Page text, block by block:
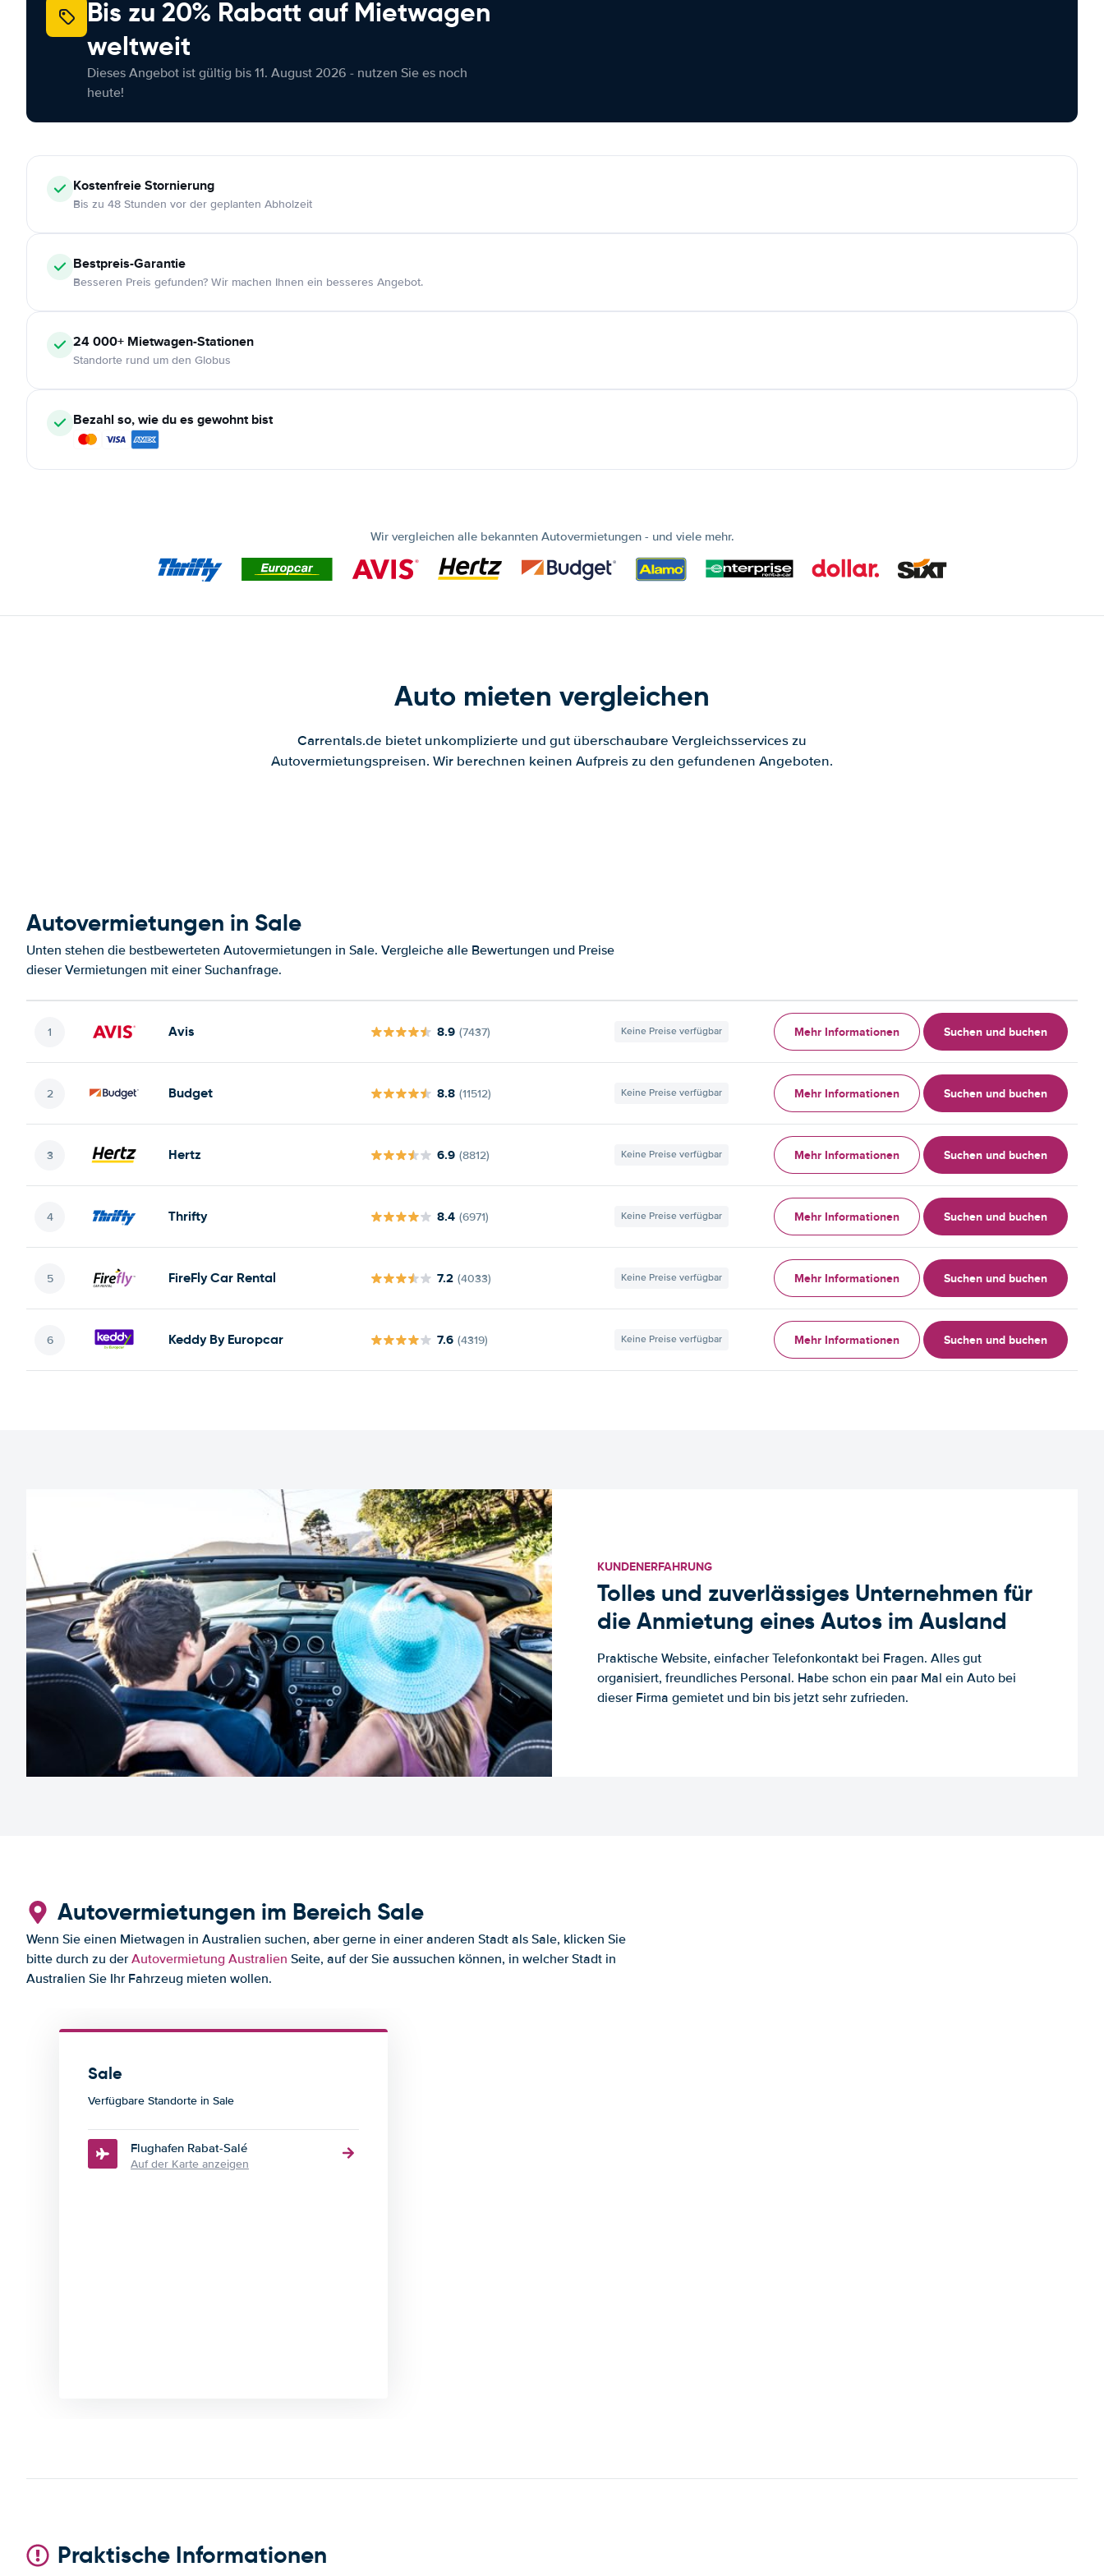
Bis zu 20% Rabatt auf Mietwagen
weltweit
Dieses Angebot ist gültig bis 11. August 2026 - nutzen Sie es noch
heute!
KostenfreieStornierung
Bis zu 48 Stunden vor der geplanten Abholzeit
Bestpreis-Garantie
Besseren Preis gefunden? Wir machen Ihnen ein besseres Angebot.
24 000+ Mietwagen-Stationen
Standorte rund um den Globus
Bezahl so, wie du es gewohnt bist
Wir vergleichen alle bekannten Autovermietungen - und viele mehr.
Auto mieten vergleichen
Carrentals.de bietet unkomplizierte und gut überschaubare Vergleichsservices zu
Autovermietungspreisen. Wir berechnen keinen Aufpreis zu den gefundenen Angeboten.
Autovermietungen in Sale
Unten stehen die bestbewerteten Autovermietungen in Sale. Vergleiche alle Bewertungen und Preise
dieser Vermietungen mit einer Suchanfrage.
Avis 8.9 (7437) Keine Preise verfügbar Mehr Informationen Suchen und buchen
Budget 8.8 (11512) Keine Preise verfügbar Mehr Informationen Suchen und buchen
Hertz 6.9 (8812) Keine Preise verfügbar Mehr Informationen Suchen und buchen
Thrifty 8.4 (6971) Keine Preise verfügbar Mehr Informationen Suchen und buchen
FireFly Car Rental 7.2 (4033) Keine Preise verfügbar Mehr Informationen Suchen und buchen
Keddy By Europcar 7.6 (4319) Keine Preise verfügbar Mehr Informationen Suchen und buchen
KUNDENERFAHRUNG
Tolles und zuverlässiges Unternehmen für
die Anmietung eines Autos im Ausland
Praktische Website, einfacher Telefonkontakt bei Fragen. Alles gut
organisiert, freundliches Personal. Habe schon ein paar Mal ein Auto bei
dieser Firma gemietet und bin bis jetzt sehr zufrieden.
Autovermietungen im Bereich Sale
Wenn Sie einen Mietwagen in Australien suchen, aber gerne in einer anderen Stadt als Sale, klicken Sie
bitte durch zu derAutovermietung Australien Seite, auf der Sie aussuchen können, in welcher Stadt in
Australien Sie Ihr Fahrzeug mieten wollen.
Sale
Verfügbare Standorte in Sale
Flughafen Rabat-Salé
Auf der Karte anzeigen
Praktische Informationen